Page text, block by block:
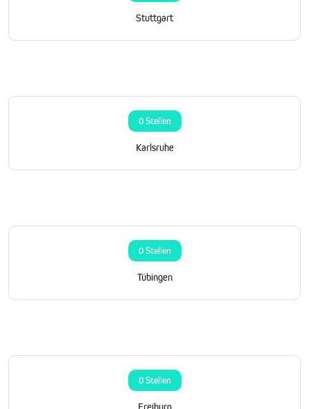
Stuttgart
0 Stellen
Karlsruhe
0 Stellen
Tübingen
0 Stellen